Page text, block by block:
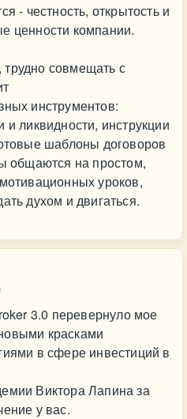
- честность, открытость и
ценности компании.
совмещать с
инструментов:
и ликвидности, инструкции
шаблоны договоров
общаются на простом,
уроков,
духом и двигаться.
3.0 перевернуло мое
красками
в сфере инвестиций в
Виктора Лапина за
у вас.